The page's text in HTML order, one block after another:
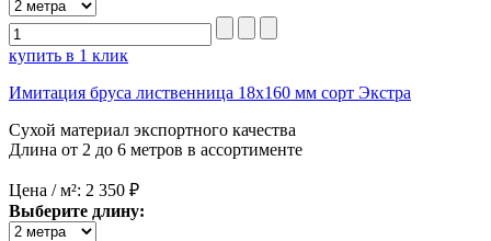
купить в 1 клик
Имитация бруса лиственница 18х160 мм сорт Экстра
Сухой материал экспортного качества
Длина от 2 до 6 метров в ассортименте
Цена / м²: 2 350 ₽
Выберите длину: